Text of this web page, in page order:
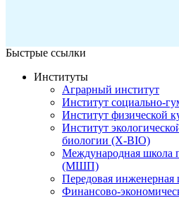
Быстрые ссылки
Институты
Аграрный институт
Институт социально-
Институт физической
Институт
биологии (X-BIO)
Международная школа
(МШП)
Передовая
Финансово-